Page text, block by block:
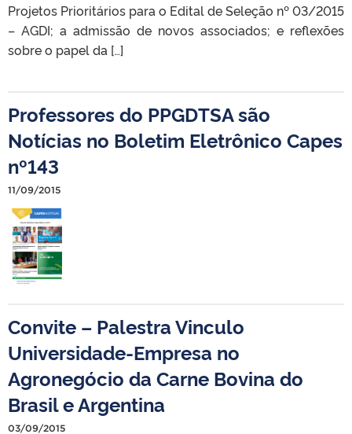
Projetos Prioritários para o Edital de Seleção nº 03/2015
– AGDI; a admissão de novos associados; e reflexões
sobre o papel da […]
Professores do PPGDTSA são
Notícias no Boletim Eletrônico Capes
nº143
11/09/2015
Convite – Palestra Vinculo
Universidade-Empresa no
Agronegócio da Carne Bovina do
Brasil e Argentina
03/09/2015